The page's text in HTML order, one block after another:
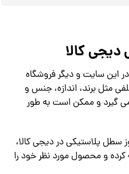
کالا
این سایت و دیگر فروشگاه
مثل برند، اندازه، جنس و
گیرد و ممکن است به طور
سطل پلاستیکی در دیجی کالا،
و محصول مورد نظر خود را